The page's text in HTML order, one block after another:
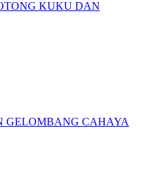
KUKU DAN
GELOMBANG CAHAYA